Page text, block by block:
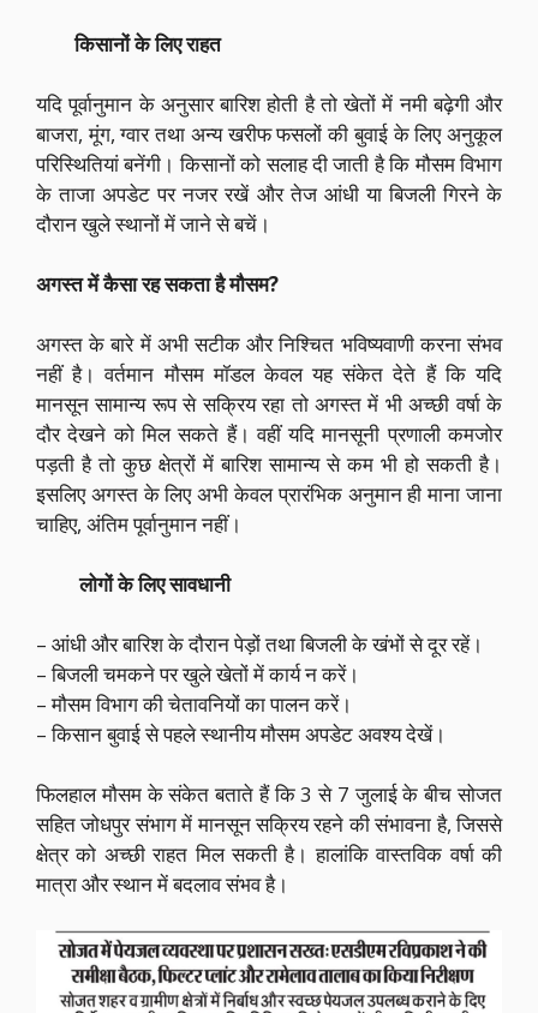
किसानों के लिए राहत
यदि पूर्वानुमान के अनुसार बारिश होती है तो खेतों में नमी बढ़ेगी और
बाजरा, मूंग, ग्वार तथा अन्य खरीफ फसलों की बुवाई के लिए अनुकूल
परिस्थितियां बनेंगी। किसानों को सलाह दी जाती है कि मौसम विभाग
के ताजा अपडेट पर नजर रखें और तेज आंधी या बिजली गिरने के
दौरान खुले स्थानों में जाने से बचें।
अगस्त में कैसा रह सकता है मौसम?
अगस्त के बारे में अभी सटीक और निश्चित भविष्यवाणी करना संभव
नहीं है। वर्तमान मौसम मॉडल केवल यह संकेत देते हैं कि यदि
मानसून सामान्य रूप से सक्रिय रहा तो अगस्त में भी अच्छी वर्षा के
दौर देखने को मिल सकते हैं। वहीं यदि मानसूनी प्रणाली कमजोर
पड़ती है तो कुछ क्षेत्रों में बारिश सामान्य से कम भी हो सकती है।
इसलिए अगस्त के लिए अभी केवल प्रारंभिक अनुमान ही माना जाना
चाहिए, अंतिम पूर्वानुमान नहीं।
लोगों के लिए सावधानी
– आंधी और बारिश के दौरान पेड़ों तथा बिजली के खंभों से दूर रहें।
– बिजली चमकने पर खुले खेतों में कार्य न करें।
– मौसम विभाग की चेतावनियों का पालन करें।
– किसान बुवाई से पहले स्थानीय मौसम अपडेट अवश्य देखें।
फिलहाल मौसम के संकेत बताते हैं कि 3 से 7 जुलाई के बीच सोजत
सहित जोधपुर संभाग में मानसून सक्रिय रहने की संभावना है, जिससे
क्षेत्र को अच्छी राहत मिल सकती है। हालांकि वास्तविक वर्षा की
मात्रा और स्थान में बदलाव संभव है।